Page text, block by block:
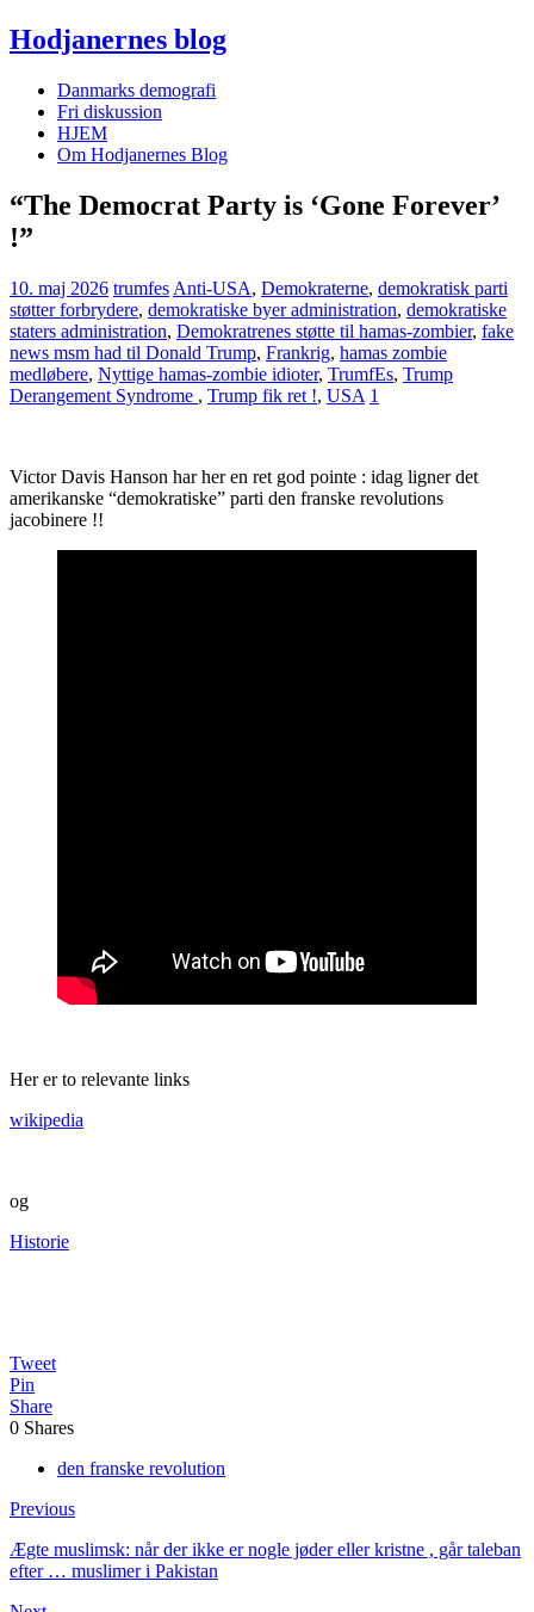
Hodjanernes blog
Danmarks demografi
Fri diskussion
HJEM
Om Hodjanernes Blog
“The Democrat Party is ‘Gone Forever’
!”
10. maj 2026 trumfes Anti-USA, Demokraterne, demokratisk parti
støtter forbrydere, demokratiske byer administration, demokratiske
staters administration, Demokratrenes støtte til hamas-zombier, fake
news msm had til Donald Trump, Frankrig, hamas zombie
medløbere, Nyttige hamas-zombie idioter, TrumfEs, Trump
Derangement Syndrome , Trump fik ret !, USA 1
Victor Davis Hanson har her en ret god pointe : idag ligner det
amerikanske “demokratiske” parti den franske revolutions
jacobinere !!
Her er to relevante links
wikipedia
og
Historie
Tweet
Pin
Share
0 Shares
den franske revolution
Previous
Ægte muslimsk: når der ikke er nogle jøder eller kristne , går taleban
efter … muslimer i Pakistan